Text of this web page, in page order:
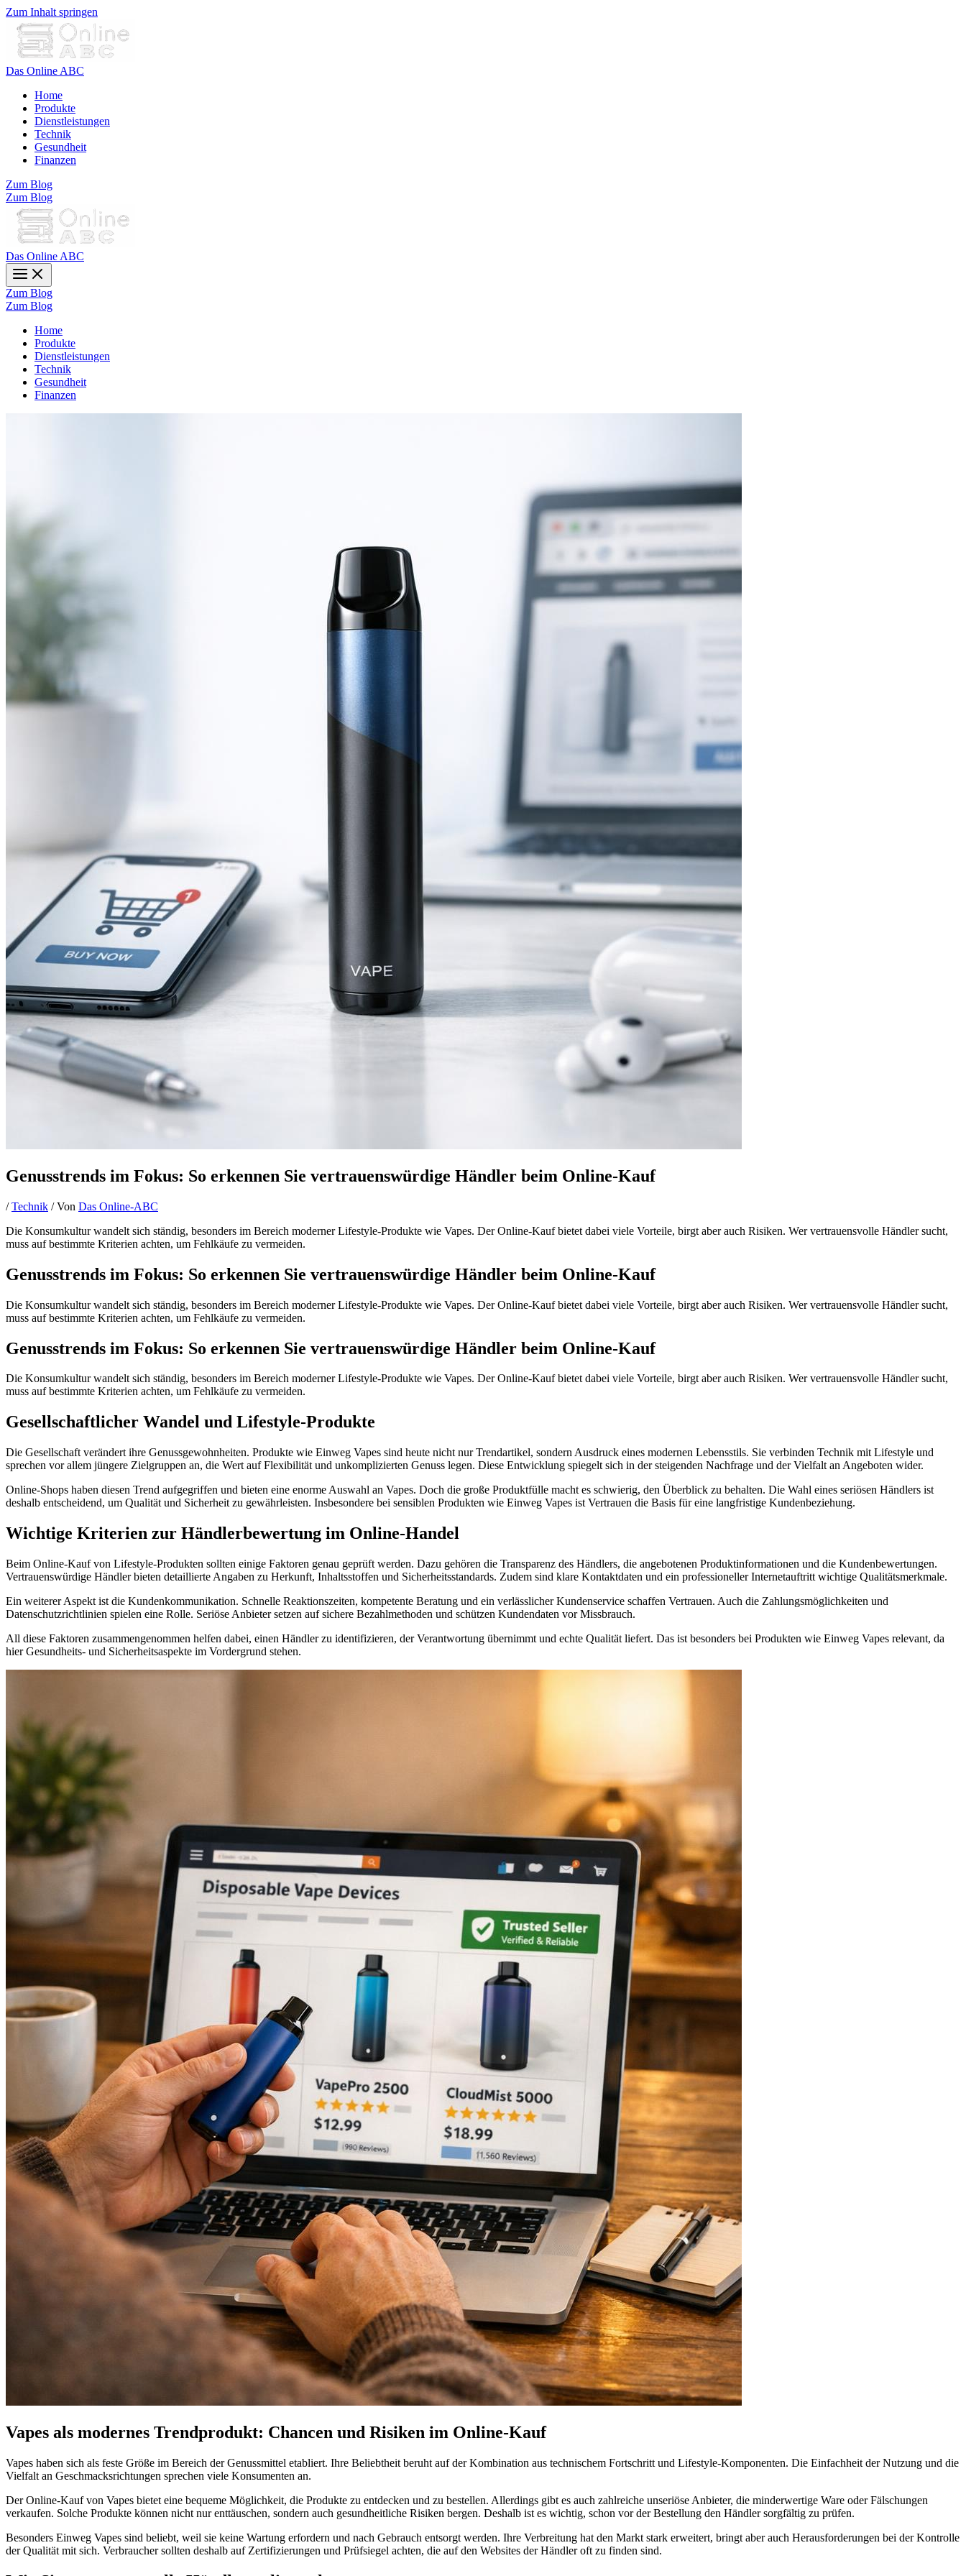
Zum Inhalt springen
Das Online ABC
Home
Produkte
Dienstleistungen
Technik
Gesundheit
Finanzen
Zum Blog
Zum Blog
Das Online ABC
Zum Blog
Zum Blog
Home
Produkte
Dienstleistungen
Technik
Gesundheit
Finanzen
Genusstrends im Fokus: So erkennen Sie vertrauenswürdige Händler beim Online-Kauf
/Technik / Von Das Online-ABC
Die Konsumkultur wandelt sich ständig, besonders im Bereich moderner Lifestyle-Produkte wie Vapes. Der Online-Kauf bietet dabei viele Vorteile, birgt aber auch Risiken. Wer vertrauensvolle Händler sucht,
muss auf bestimmte Kriterien achten, um Fehlkäufe zu vermeiden.
Genusstrends im Fokus: So erkennen Sie vertrauenswürdige Händler beim Online-Kauf
Die Konsumkultur wandelt sich ständig, besonders im Bereich moderner Lifestyle-Produkte wie Vapes. Der Online-Kauf bietet dabei viele Vorteile, birgt aber auch Risiken. Wer vertrauensvolle Händler sucht,
muss auf bestimmte Kriterien achten, um Fehlkäufe zu vermeiden.
Genusstrends im Fokus: So erkennen Sie vertrauenswürdige Händler beim Online-Kauf
Die Konsumkultur wandelt sich ständig, besonders im Bereich moderner Lifestyle-Produkte wie Vapes. Der Online-Kauf bietet dabei viele Vorteile, birgt aber auch Risiken. Wer vertrauensvolle Händler sucht,
muss auf bestimmte Kriterien achten, um Fehlkäufe zu vermeiden.
Gesellschaftlicher Wandel und Lifestyle-Produkte
Die Gesellschaft verändert ihre Genussgewohnheiten. Produkte wie Einweg Vapes sind heute nicht nur Trendartikel, sondern Ausdruck eines modernen Lebensstils. Sie verbinden Technik mit Lifestyle und
sprechen vor allem jüngere Zielgruppen an, die Wert auf Flexibilität und unkomplizierten Genuss legen. Diese Entwicklung spiegelt sich in der steigenden Nachfrage und der Vielfalt an Angeboten wider.
Online-Shops haben diesen Trend aufgegriffen und bieten eine enorme Auswahl an Vapes. Doch die große Produktfülle macht es schwierig, den Überblick zu behalten. Die Wahl eines seriösen Händlers ist
deshalb entscheidend, um Qualität und Sicherheit zu gewährleisten. Insbesondere bei sensiblen Produkten wie Einweg Vapes ist Vertrauen die Basis für eine langfristige Kundenbeziehung.
Wichtige Kriterien zur Händlerbewertung im Online-Handel
Beim Online-Kauf von Lifestyle-Produkten sollten einige Faktoren genau geprüft werden. Dazu gehören die Transparenz des Händlers, die angebotenen Produktinformationen und die Kundenbewertungen.
Vertrauenswürdige Händler bieten detaillierte Angaben zu Herkunft, Inhaltsstoffen und Sicherheitsstandards. Zudem sind klare Kontaktdaten und ein professioneller Internetauftritt wichtige Qualitätsmerkmale.
Ein weiterer Aspekt ist die Kundenkommunikation. Schnelle Reaktionszeiten, kompetente Beratung und ein verlässlicher Kundenservice schaffen Vertrauen. Auch die Zahlungsmöglichkeiten und
Datenschutzrichtlinien spielen eine Rolle. Seriöse Anbieter setzen auf sichere Bezahlmethoden und schützen Kundendaten vor Missbrauch.
All diese Faktoren zusammengenommen helfen dabei, einen Händler zu identifizieren, der Verantwortung übernimmt und echte Qualität liefert. Das ist besonders bei Produkten wie Einweg Vapes relevant, da
hier Gesundheits- und Sicherheitsaspekte im Vordergrund stehen.
Vapes als modernes Trendprodukt: Chancen und Risiken im Online-Kauf
Vapes haben sich als feste Größe im Bereich der Genussmittel etabliert. Ihre Beliebtheit beruht auf der Kombination aus technischem Fortschritt und Lifestyle-Komponenten. Die Einfachheit der Nutzung und die
Vielfalt an Geschmacksrichtungen sprechen viele Konsumenten an.
Der Online-Kauf von Vapes bietet eine bequeme Möglichkeit, die Produkte zu entdecken und zu bestellen. Allerdings gibt es auch zahlreiche unseriöse Anbieter, die minderwertige Ware oder Fälschungen
verkaufen. Solche Produkte können nicht nur enttäuschen, sondern auch gesundheitliche Risiken bergen. Deshalb ist es wichtig, schon vor der Bestellung den Händler sorgfältig zu prüfen.
Besonders Einweg Vapes sind beliebt, weil sie keine Wartung erfordern und nach Gebrauch entsorgt werden. Ihre Verbreitung hat den Markt stark erweitert, bringt aber auch Herausforderungen bei der Kontrolle
der Qualität mit sich. Verbraucher sollten deshalb auf Zertifizierungen und Prüfsiegel achten, die auf den Websites der Händler oft zu finden sind.